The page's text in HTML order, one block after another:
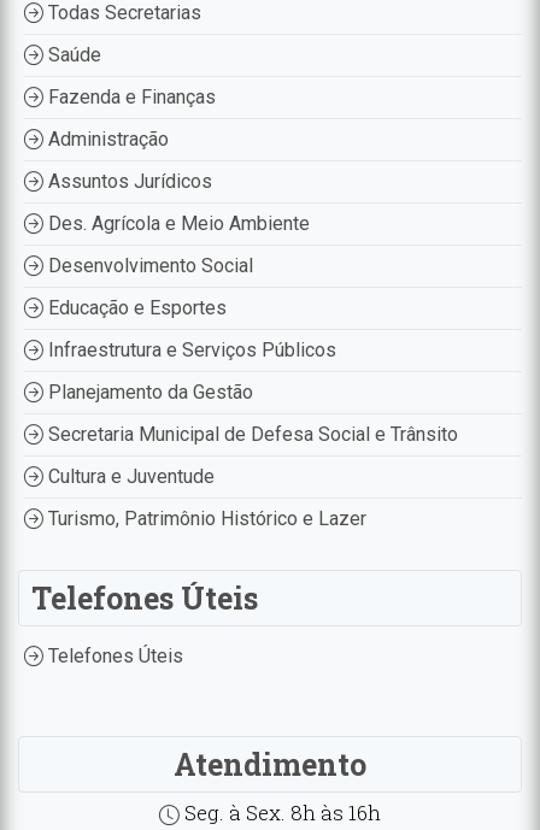
Todas Secretarias
Saúde
Fazenda e Finanças
Administração
Assuntos Jurídicos
Des. Agrícola e Meio Ambiente
Desenvolvimento Social
Educação e Esportes
Infraestrutura e Serviços Públicos
Planejamento da Gestão
Secretaria Municipal de Defesa Social e Trânsito
Cultura e Juventude
Turismo, Patrimônio Histórico e Lazer
Telefones Úteis
Telefones Úteis
Atendimento
Seg. à Sex. 8h às 16h